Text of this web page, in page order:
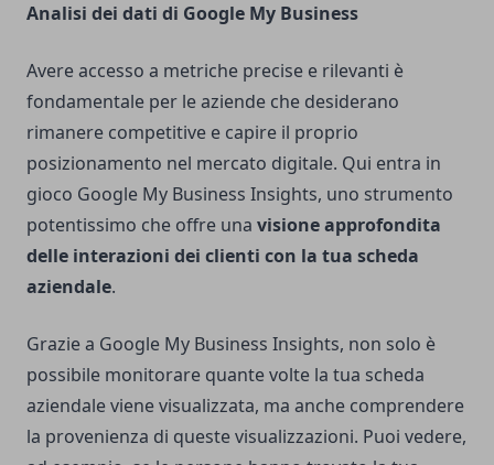
Analisi dei dati di Google My Business
Avere accesso a metriche precise e rilevanti è
fondamentale per le aziende che desiderano
rimanere competitive e capire il proprio
posizionamento nel mercato digitale. Qui entra in
gioco Google My Business Insights, uno strumento
potentissimo che offre una visione approfondita
delle interazioni dei clienti con la tua scheda
aziendale.
Grazie a Google My Business Insights, non solo è
possibile monitorare quante volte la tua scheda
aziendale viene visualizzata, ma anche comprendere
la provenienza di queste visualizzazioni. Puoi vedere,